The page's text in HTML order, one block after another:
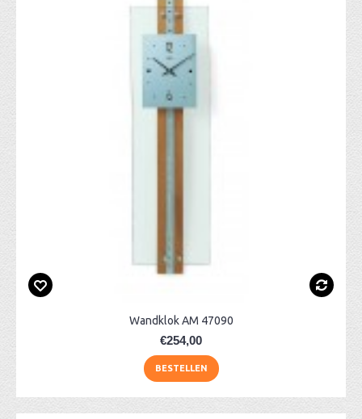
Wandklok AM 47090
€254,00
BESTELLEN